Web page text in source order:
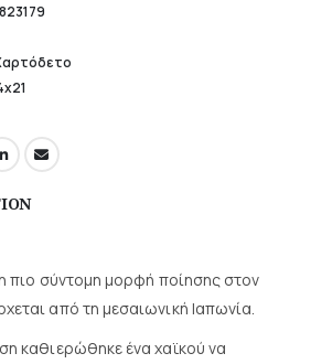
η πιο σύντομη μορφή ποίησης στον
από τη μεσαιωνική Ιαπωνία.
καθιερώθηκε ένα χαϊκού να